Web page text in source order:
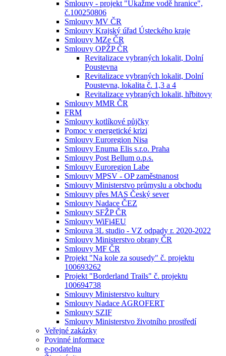
Smlouvy - projekt "Ukažme vodě hranice",
č.100250806
Smlouvy MV ČR
Smlouvy Krajský úřad Ústeckého kraje
Smlouvy MZe ČR
Smlouvy OPŽP ČR
Revitalizace vybraných lokalit, Dolní
Poustevna
Revitalizace vybraných lokalit, Dolní
Poustevna, lokalita č. 1,3 a 4
Revitalizace vybraných lokalit, hřbitovy
Smlouvy MMR ČR
FRM
Smlouvy kotlíkové půjčky
Pomoc v energetické krizi
Smlouvy Euroregion Nisa
Smlouvy Enuma Elis s.r.o. Praha
Smlouvy Post Bellum o.p.s.
Smlouvy Euroregion Labe
Smlouvy MPSV - OP zaměstnanost
Smlouvy Ministerstvo průmyslu a obchodu
Smlouvy přes MAS Český sever
Smlouvy Nadace ČEZ
Smlouvy SFŽP ČR
Smlouvy WiFi4EU
Smlouva 3L studio - VZ odpady r. 2020-2022
Smlouvy Ministerstvo obrany ČR
Smlouvy MF ČR
Projekt "Na kole za sousedy" č. projektu
100693262
Projekt "Borderland Trails" č. projektu
100694738
Smlouvy Ministerstvo kultury
Smlouvy Nadace AGROFERT
Smlouvy SZIF
Smlouvy Ministerstvo životního prostředí
Veřejné zakázky
Povinné informace
e-podatelna